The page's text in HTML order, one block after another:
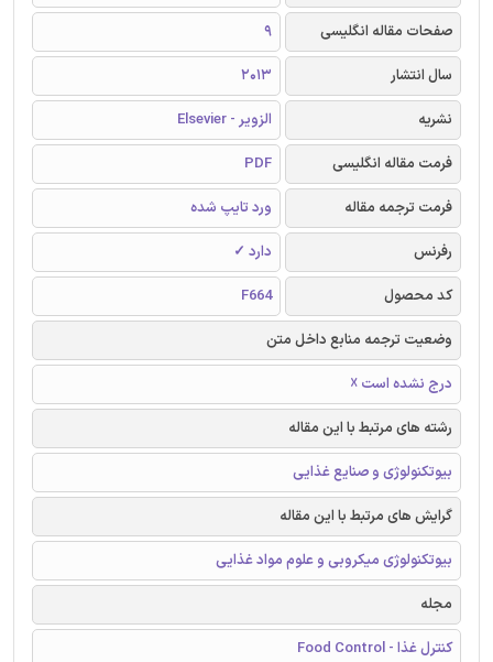
صفحات مقاله انگلیسی
9
سال انتشار
2013
نشریه
الزویر - Elsevier
فرمت مقاله انگلیسی
PDF
فرمت ترجمه مقاله
ورد تایپ شده
رفرنس
دارد ✓
کد محصول
F664
وضعیت ترجمه منابع داخل متن
درج نشده است ☓
رشته های مرتبط با این مقاله
بیوتکنولوژی و صنایع غذایی
گرایش های مرتبط با این مقاله
بیوتکنولوژی میکروبی و علوم مواد غذایی
مجله
کنترل غذا - Food Control